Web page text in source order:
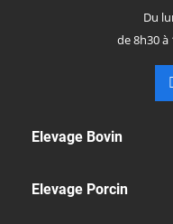
Du
de 8h30 à
Elevage Bovin
Elevage Porcin